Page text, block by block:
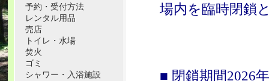
予約・受付方法
レンタル用品
売店
トイレ・水場
焚火
ゴミ
シャワー・入浴施設
場内を臨時閉鎖
■ 閉鎖期間2026